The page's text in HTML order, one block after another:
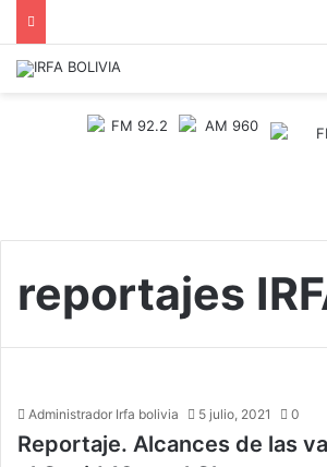
reportajes
Administrador Irfa bolivia 5 julio, 2021 0
Reportaje. Alcances de las